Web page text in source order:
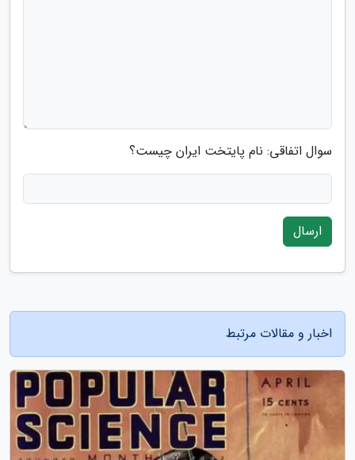
سوال اتفاقی: نام پایتخت ایران چیست؟
ارسال
اخبار و مقالات مرتبط